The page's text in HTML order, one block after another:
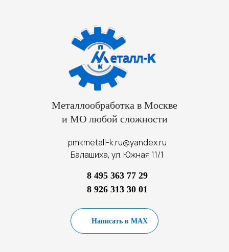
Металлообработка в Москве
и МО любой сложности
pmkmetall-k.ru@yandex.ru
Балашиха, ул. Южная 11/1
8 495 363 77 29
8 926 313 30 01
Написать в MAX